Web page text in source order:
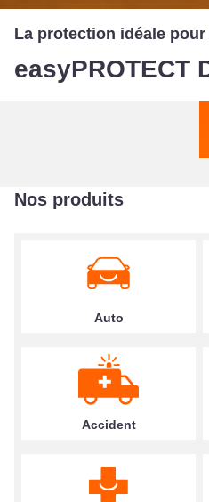
La protection idéale
easyPROTECT
Nos produits
Auto
Accident